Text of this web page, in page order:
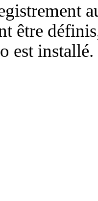
être
est installé.